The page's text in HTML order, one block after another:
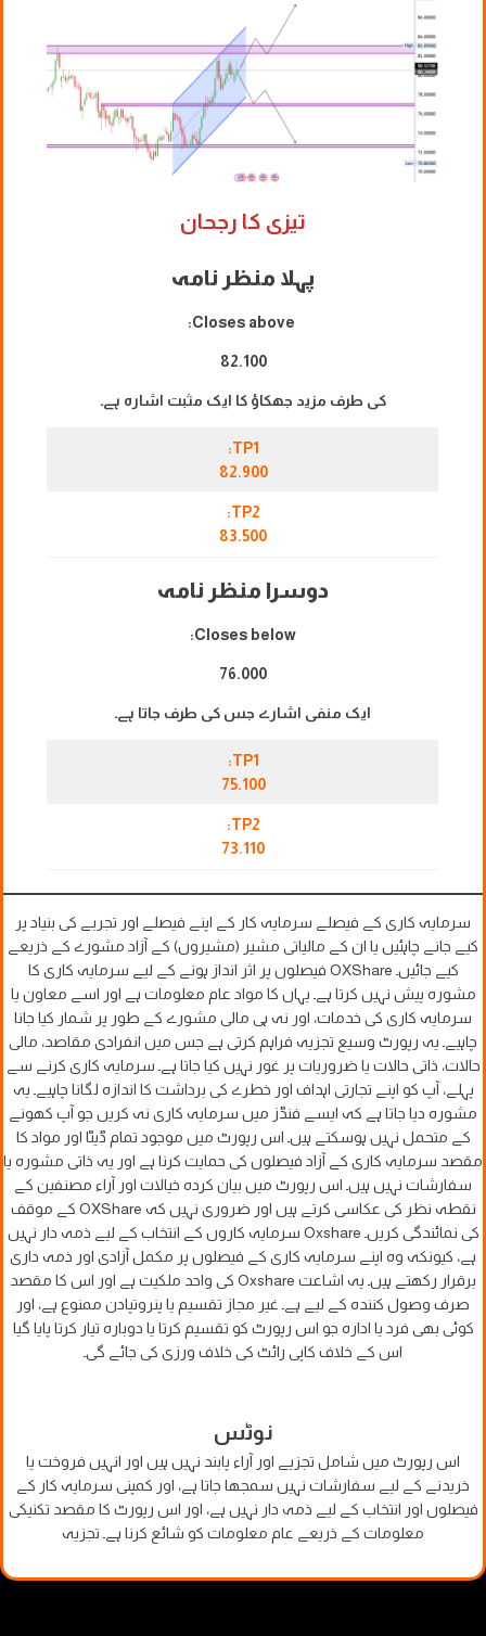
تیزی کا رجحان
پہلا منظر نامہ
82.100
کی طرف مزید جھکاؤ کا ایک مثبت اشارہ ہے۔
TP1:
82.900
TP2:
83.500
دوسرا منظر نامہ
Closes below:
76.000
ایک منفی اشارے جس کی طرف جاتا ہے۔
TP1:
75.100
TP2:
73.110
سرمایہ کاری کے فیصلے سرمایہ کار کے اپنے فیصلے اور تجربے کی بنیاد پر
کیے جانے چاہئیں یا ان کے مالیاتی مشیر (مشیروں) کے آزاد مشورے کے ذریعے
کیے جائیں۔ OXShare فیصلوں پر اثر انداز ہونے کے لیے سرمایہ کاری کا
مشورہ پیش نہیں کرتا ہے۔ یہاں کا مواد عام معلومات ہے اور اسے معاون یا
سرمایہ کاری کی خدمات، اور نہ ہی مالی مشورے کے طور پر شمار کیا جانا
چاہیے۔ یہ رپورٹ وسیع تجزیہ فراہم کرتی ہے جس میں انفرادی مقاصد، مالی
حالات، ذاتی حالات یا ضروریات پر غور نہیں کیا جاتا ہے۔ سرمایہ کاری کرنے سے
پہلے، آپ کو اپنے تجارتی اہداف اور خطرے کی برداشت کا اندازہ لگانا چاہیے۔ یہ
مشورہ دیا جاتا ہے کہ ایسے فنڈز میں سرمایہ کاری نہ کریں جو آپ کھونے
کے متحمل نہیں ہوسکتے ہیں۔ اس رپورٹ میں موجود تمام ڈیٹا اور مواد کا
مقصد سرمایہ کاری کے آزاد فیصلوں کی حمایت کرنا ہے اور یہ ذاتی مشورہ یا
سفارشات نہیں ہیں۔ اس رپورٹ میں بیان کردہ خیالات اور آراء مصنفین کے
نقطہ نظر کی عکاسی کرتے ہیں اور ضروری نہیں کہ OXShare کے موقف
کی نمائندگی کریں۔ Oxshare سرمایہ کاروں کے انتخاب کے لیے ذمہ دار نہیں
ہے، کیونکہ وہ اپنے سرمایہ کاری کے فیصلوں پر مکمل آزادی اور ذمہ داری
برقرار رکھتے ہیں۔ یہ اشاعت Oxshare کی واحد ملکیت ہے اور اس کا مقصد
صرف وصول کنندہ کے لیے ہے۔ غیر مجاز تقسیم یا پنروتپادن ممنوع ہے، اور
کوئی بھی فرد یا ادارہ جو اس رپورٹ کو تقسیم کرتا یا دوبارہ تیار کرتا پایا گیا
اس کے خلاف کاپی رائٹ کی خلاف ورزی کی جائے گی۔
نوٹس
اس رپورٹ میں شامل تجزیے اور آراء پابند نہیں ہیں اور انہیں فروخت یا
خریدنے کے لیے سفارشات نہیں سمجھا جاتا ہے، اور کمپنی سرمایہ کار کے
فیصلوں اور انتخاب کے لیے ذمہ دار نہیں ہے، اور اس رپورٹ کا مقصد تکنیکی
معلومات کے ذریعے عام معلومات کو شائع کرنا ہے۔ تجزیہ